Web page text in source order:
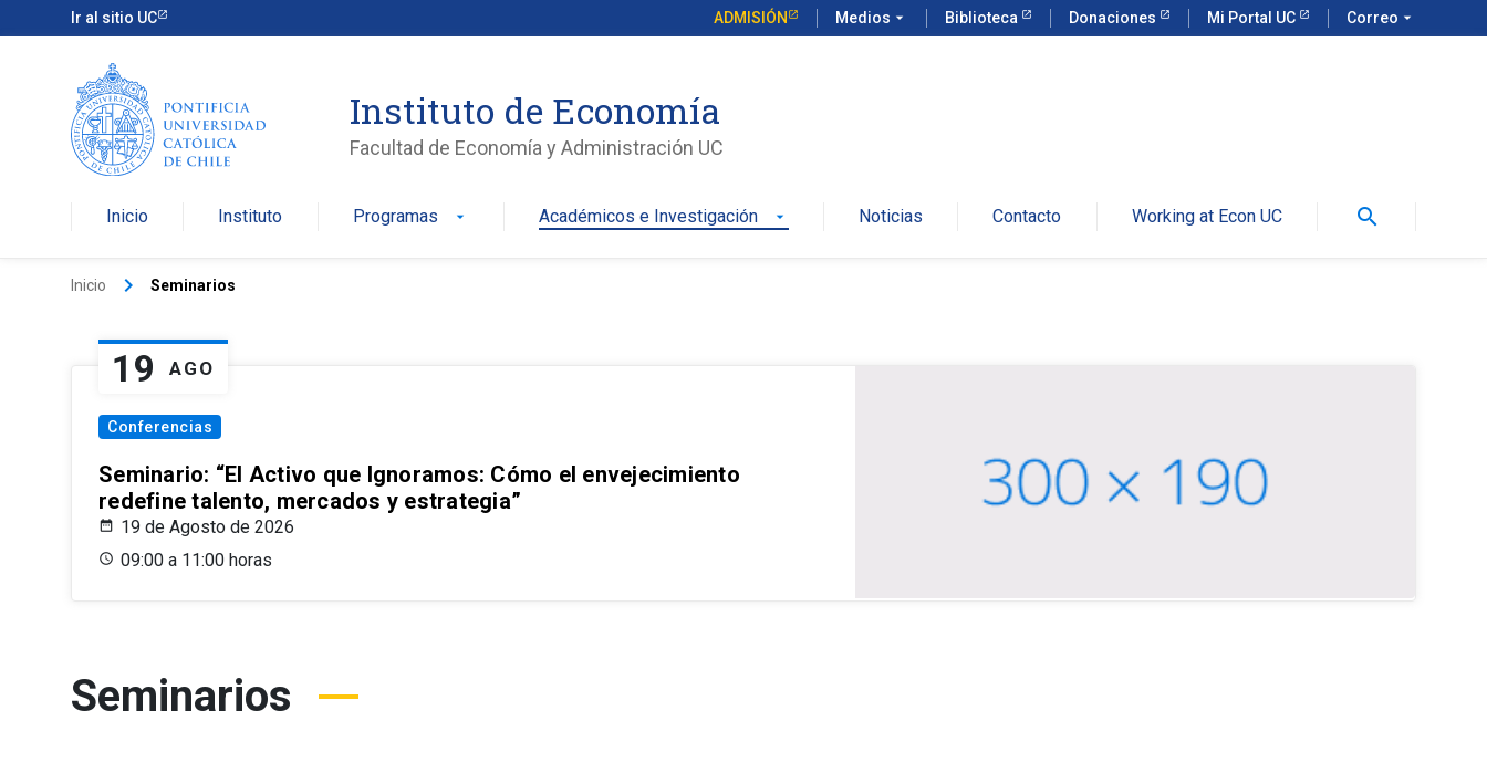
Ir al sitio UC ADMISIÓN Medios arrow_drop_down Biblioteca Donaciones Mi Portal UC Correo arrow_drop_down
Instituto de Economía
Facultad de Economía y Administración UC
Inicio Instituto Programas arrow_drop_down Académicos e Investigación arrow_drop_down Noticias Contacto Working at Econ UC search
Inicio keyboard_arrow_right Seminarios
19 AGO
Conferencias
Seminario: “El Activo que Ignoramos: Cómo el envejecimiento
redefine talento, mercados y estrategia”
19 de Agosto de 2026
09:00 a 11:00 horas
Seminarios